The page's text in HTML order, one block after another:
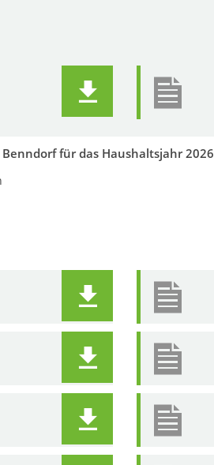
für das Haushaltsjahr 2026